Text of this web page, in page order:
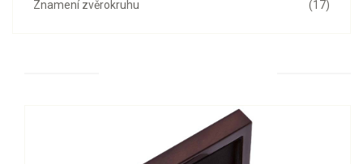
(17)
Znamení zvěrokruhu